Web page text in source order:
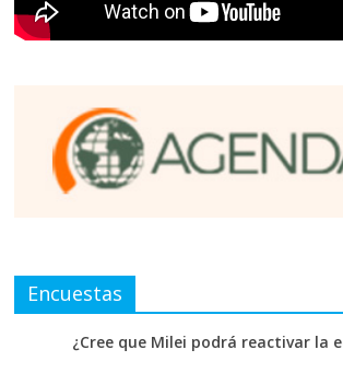
Encuestas
¿Cree que Milei podrá reactivar la